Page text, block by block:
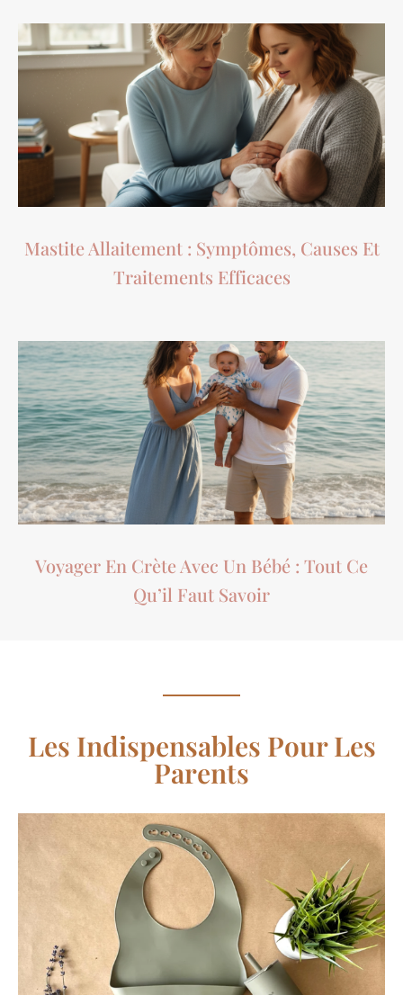
Mastite Allaitement : Symptômes, Causes Et
Traitements Efficaces
Voyager En Crète Avec Un Bébé : Tout Ce
Qu’il Faut Savoir
Les Indispensables Pour Les
Parents